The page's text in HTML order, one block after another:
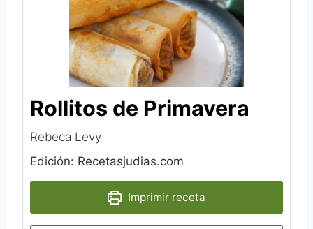
Rollitos de Primavera
Rebeca Levy
Edición: Recetasjudias.com
Imprimir receta